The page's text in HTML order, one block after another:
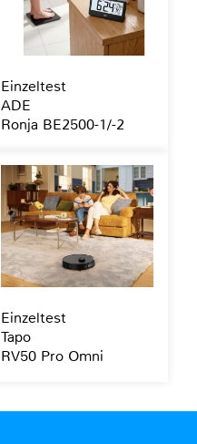
Einzeltest
ADE
Ronja BE2500-1/-2
Einzeltest
Tapo
RV50 Pro Omni